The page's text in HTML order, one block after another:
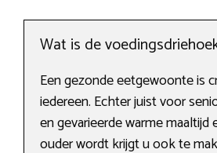
Wat is de
Een gezonde eetgewoonte is
iedereen. Echter juist voor
en gevarieerde warme maaltijd
ouder wordt krijgt u ook te